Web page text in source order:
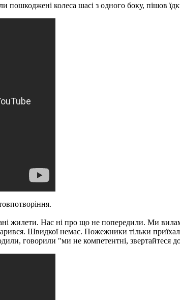
пошкоджені колеса шасі з одного боку, пішов
жилети. Нас ні про що не попередили. Ми
Швидкої немає. Пожежники тільки
говорили "ми не компетентні, звертайтеся